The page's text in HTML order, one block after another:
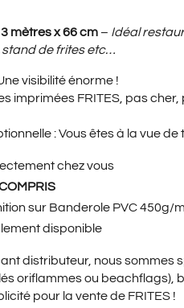
:
ACTUEL
EST :
49,90€.
3 mètres x 66 cm– Idéal
de frites etc…
visibilité énorme !
imprimées FRITES, pas
: Vous êtes à la vue de
chez vous
sur Banderole PVC 450g/
disponible
distributeur, nous sommes
oriflammes ou beachflags),
pour la vente de FRITES !